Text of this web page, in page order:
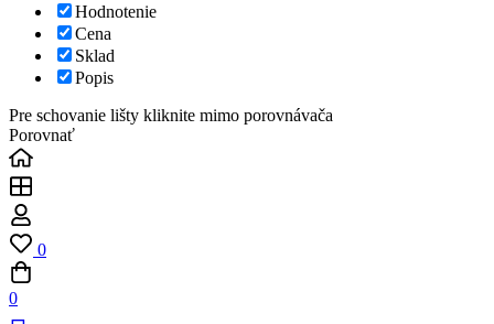
Hodnotenie
Cena
Sklad
Popis
Pre schovanie lišty kliknite mimo porovnávača
Porovnať
0
0